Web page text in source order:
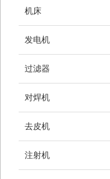
机床
发电机
过滤器
对焊机
去皮机
注射机